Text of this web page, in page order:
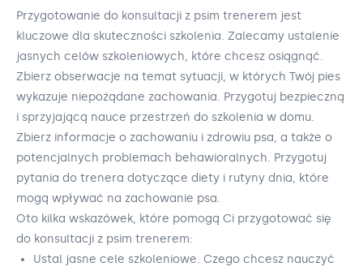
Przygotowanie do konsultacji z psim trenerem jest
kluczowe dla skuteczności szkolenia. Zalecamy ustalenie
jasnych celów szkoleniowych, które chcesz osiągnąć.
Zbierz obserwacje na temat sytuacji, w których Twój pies
wykazuje niepożądane zachowania. Przygotuj bezpieczną
i sprzyjającą nauce przestrzeń do szkolenia w domu.
Zbierz informacje o zachowaniu i zdrowiu psa, a także o
potencjalnych problemach behawioralnych. Przygotuj
pytania do trenera dotyczące diety i rutyny dnia, które
mogą wpływać na zachowanie psa.
Oto kilka wskazówek, które pomogą Ci przygotować się
do konsultacji z psim trenerem:
Ustal jasne cele szkoleniowe. Czego chcesz nauczyć